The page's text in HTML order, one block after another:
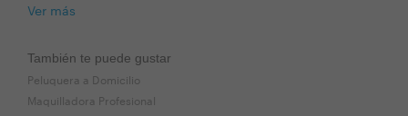
Ver más
También te puede gustar
Peluquera a Domicilio
Maquilladora Profesional